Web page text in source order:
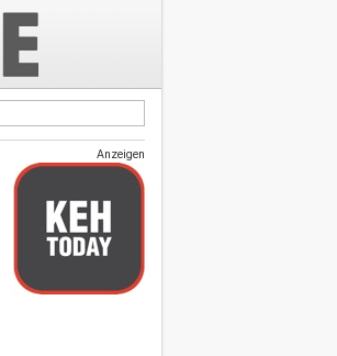
Anzeigen